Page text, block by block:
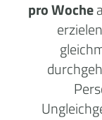
pro Woche